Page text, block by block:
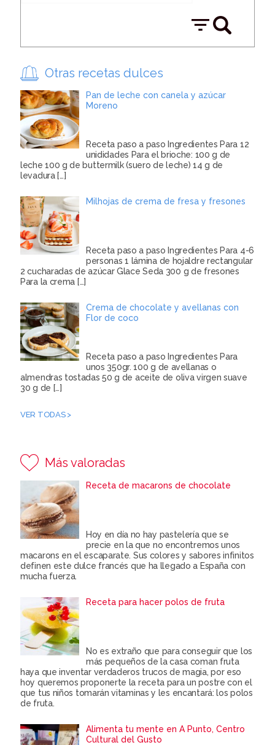
Otras recetas dulces
Pan de leche con canela y azúcar
Moreno
Receta paso a paso Ingredientes Para 12
unididades Para el brioche: 100 g de
leche 100 g de buttermilk (suero de leche) 14 g de
levadura[…]
Milhojas de crema de fresa y fresones
Receta paso a paso Ingredientes Para 4-6
personas 1 lámina de hojaldre rectangular
2 cucharadas de azúcar Glace Seda 300 g de fresones
Para la crema […]
Crema de chocolate y avellanas con
Flor de coco
Receta paso a paso Ingredientes Para
unos 350gr. 100 g de avellanas o
almendras tostadas 50 g de aceite de oliva virgen suave
30 g de […]
VER TODAS >
Más valoradas
Receta de macarons de chocolate
Hoy en día no hay pastelería que se
precie en la que no encontremos unos
macarons en el escaparate. Sus colores y sabores infinitos
definen este dulce francés que ha llegado a España con
mucha fuerza.
Receta para hacer polos de fruta
No es extraño que para conseguir que los
más pequeños de la casa coman fruta
haya que inventar verdaderos trucos de magia, por eso
hoy queremos proponerte la receta para un postre con el
que tus niños tomarán vitaminas y les encantará: los polos
de fruta.
Alimenta tu mente en A Punto, Centro
Cultural del Gusto